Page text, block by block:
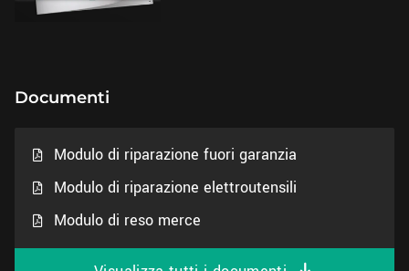
Documenti
Modulo di riparazione fuori garanzia
Modulo di riparazione elettroutensili
Modulo di reso merce